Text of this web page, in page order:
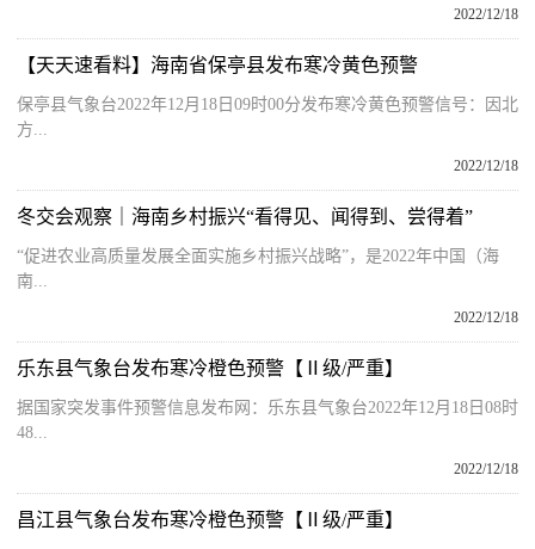
2022/12/18
【天天速看料】海南省保亭县发布寒冷黄色预警
保亭县气象台2022年12月18日09时00分发布寒冷黄色预警信号：因北
方...
2022/12/18
冬交会观察｜海南乡村振兴“看得见、闻得到、尝得着”
“促进农业高质量发展全面实施乡村振兴战略”，是2022年中国（海
南...
2022/12/18
乐东县气象台发布寒冷橙色预警【Ⅱ级/严重】
据国家突发事件预警信息发布网：乐东县气象台2022年12月18日08时
48...
2022/12/18
昌江县气象台发布寒冷橙色预警【Ⅱ级/严重】